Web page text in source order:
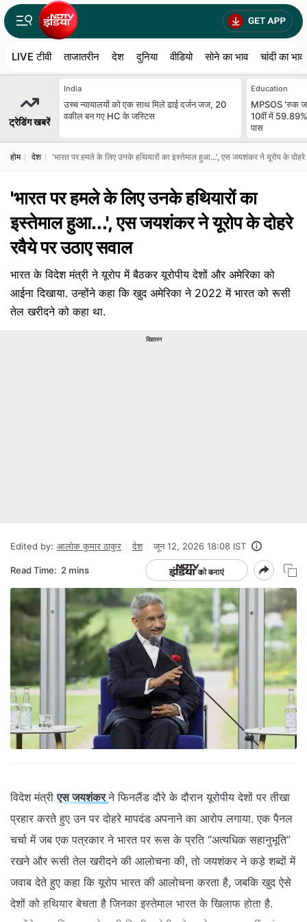
LIVE टीवी ताजातरीन देश दुनिया वीडियो सोने का भाव चांदी का भाव
ट्रेडिंग खबरें
India
उच्च न्यायालयों को एक साथ मिले ढाई दर्जन जज, 20
वकील बन गए HC के जस्टिस
Education
MPSOS 'रुक
10वीं में
पास
होम देश 'भारत पर हमले के लिए उनके हथियारों का इस्तेमाल हुआ...', एस जयशंकर ने यूरोप के दोहरे
'भारत पर हमले के लिए उनके हथियारों का
इस्तेमाल हुआ...', एस जयशंकर ने यूरोप के दोहरे
रवैये पर उठाए सवाल
भारत के विदेश मंत्री ने यूरोप में बैठकर यूरोपीय देशों और अमेरिका को
आईना दिखाया. उन्होंने कहा कि खुद अमेरिका ने 2022 में भारत को रूसी
तेल खरीदने को कहा था.
विज्ञापन
Edited by: आलोक कुमार ठाकुर देश जून 12, 2026 18:08 IST
Read Time: 2 mins
विदेश मंत्रीएस जयशंकरने फिनलैंड दौरे के दौरान यूरोपीय देशों पर तीखा
प्रहार करते हुए उन पर दोहरे मापदंड अपनाने का आरोप लगाया. एक पैनल
चर्चा में जब एक पत्रकार ने भारत पर रूस के प्रति “अत्यधिक सहानुभूति”
रखने और रूसी तेल खरीदने की आलोचना की, तो जयशंकर ने कड़े शब्दों में
जवाब देते हुए कहा कि यूरोप भारत की आलोचना करता है, जबकि खुद ऐसे
देशों को हथियार बेचता है जिनका इस्तेमाल भारत के खिलाफ होता है.